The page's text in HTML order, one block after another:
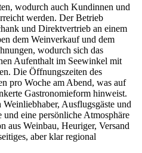
wodurch auch Kundinnen und
werden. Der Betrieb
und Direktvertrieb an einem
dem Weinverkauf und dem
wodurch sich das
Aufenthalt im Seewinkel mit
Die Öffnungszeiten des
pro Woche am Abend, was auf
Gastronomieform hinweist.
Ausflugsgäste und
eine persönliche Atmosphäre
aus Weinbau, Heuriger, Versand
aber klar regional